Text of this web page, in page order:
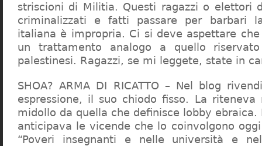
striscioni di Militia. Questi ragazzi o elettori
criminalizzati e fatti passare per barbari
italiana è impropria. Ci si deve aspettare
un trattamento analogo a quello
palestinesi. Ragazzi, se mi leggete, state in
SHOA? ARMA DI RICATTO – Nel blog
espressione, il suo chiodo fisso. La
midollo da quella che definisce lobby ebraica.
anticipava le vicende che lo coinvolgono
“Poveri insegnanti e nelle università e